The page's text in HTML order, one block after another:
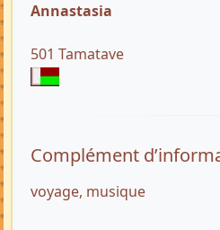
Annastasia
501 Tamatave
Complément
voyage, musique